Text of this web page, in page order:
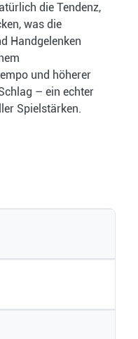
die Tendenz,
was die
Handgelenken
und höherer
– ein echter
Spielstärken.